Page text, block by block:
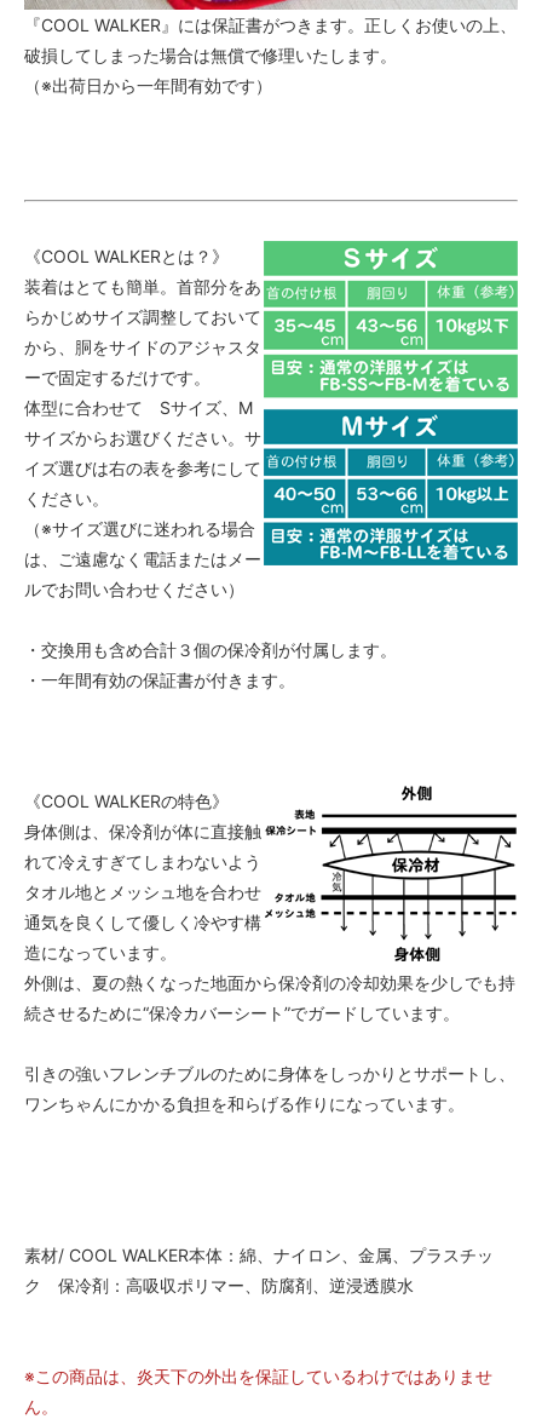
『COOL WALKER』には保証書がつきます。正しくお使いの上、
破損してしまった場合は無償で修理いたします。
（※出荷日から一年間有効です）
《COOL WALKERとは？》
装着はとても簡単。首部分をあ
らかじめサイズ調整しておいて
から、胴をサイドのアジャスタ
ーで固定するだけです。
体型に合わせて Sサイズ、M
サイズからお選びください。サ
イズ選びは右の表を参考にして
ください。
（※サイズ選びに迷われる場合
は、ご遠慮なく電話またはメー
ルでお問い合わせください）
・交換用も含め合計３個の保冷剤が付属します。
・一年間有効の保証書が付きます。
《COOL WALKERの特色》
身体側は、保冷剤が体に直接触
れて冷えすぎてしまわないよう
タオル地とメッシュ地を合わせ
通気を良くして優しく冷やす構
造になっています。
外側は、夏の熱くなった地面から保冷剤の冷却効果を少しでも持
続させるために“保冷カバーシート”でガードしています。
引きの強いフレンチブルのために身体をしっかりとサポートし、
ワンちゃんにかかる負担を和らげる作りになっています。
素材/ COOL WALKER本体：綿、ナイロン、金属、プラスチッ
ク 保冷剤：高吸収ポリマー、防腐剤、逆浸透膜水
※この商品は、炎天下の外出を保証しているわけではありませ
ん。